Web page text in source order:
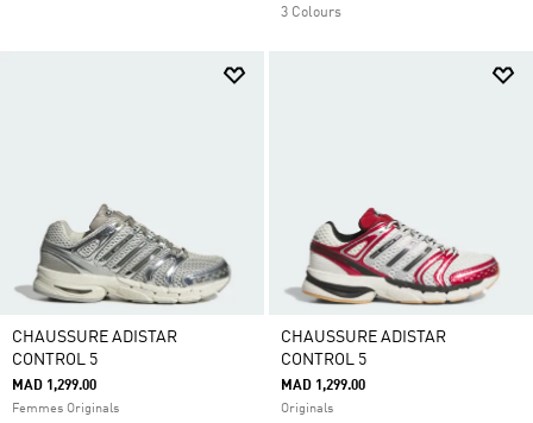
3 Colours
CHAUSSURE ADISTAR
CONTROL 5
MAD 1,299.00
Femmes Originals
CHAUSSURE ADISTAR
CONTROL 5
MAD 1,299.00
Originals